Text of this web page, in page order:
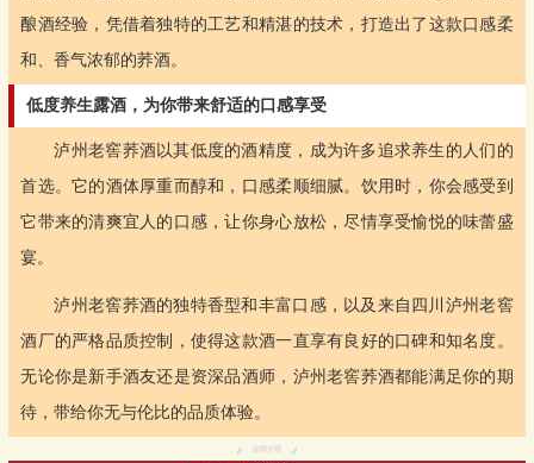
酿酒经验，凭借着独特的工艺和精湛的技术，打造出了这款口感柔
和、香气浓郁的荞酒。
低度养生露酒，为你带来舒适的口感享受
泸州老窖荞酒以其低度的酒精度，成为许多追求养生的人们的
首选。它的酒体厚重而醇和，口感柔顺细腻。饮用时，你会感受到
它带来的清爽宜人的口感，让你身心放松，尽情享受愉悦的味蕾盛
宴。
泸州老窖荞酒的独特香型和丰富口感，以及来自四川泸州老窖
酒厂的严格品质控制，使得这款酒一直享有良好的口碑和知名度。
无论你是新手酒友还是资深品酒师，泸州老窖荞酒都能满足你的期
待，带给你无与伦比的品质体验。
品牌介绍